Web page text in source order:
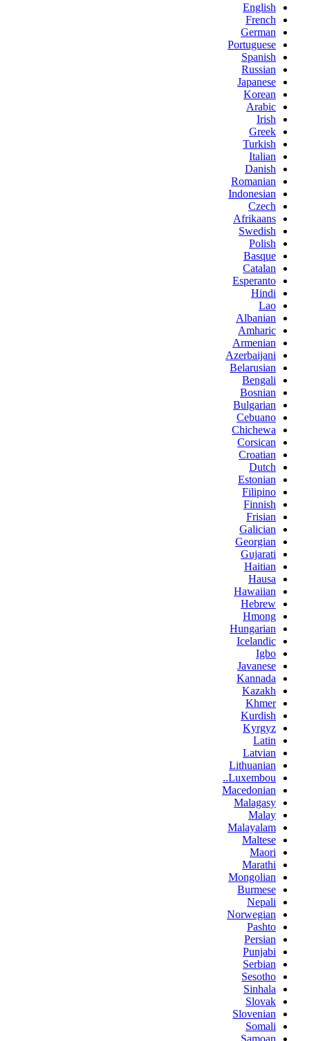
English
French
German
Portuguese
Spanish
Russian
Japanese
Korean
Arabic
Irish
Greek
Turkish
Italian
Danish
Romanian
Indonesian
Czech
Afrikaans
Swedish
Polish
Basque
Catalan
Esperanto
Hindi
Lao
Albanian
Amharic
Armenian
Azerbaijani
Belarusian
Bengali
Bosnian
Bulgarian
Cebuano
Chichewa
Corsican
Croatian
Dutch
Estonian
Filipino
Finnish
Frisian
Galician
Georgian
Gujarati
Haitian
Hausa
Hawaiian
Hebrew
Hmong
Hungarian
Icelandic
Igbo
Javanese
Kannada
Kazakh
Khmer
Kurdish
Kyrgyz
Latin
Latvian
Lithuanian
Luxembou..
Macedonian
Malagasy
Malay
Malayalam
Maltese
Maori
Marathi
Mongolian
Burmese
Nepali
Norwegian
Pashto
Persian
Punjabi
Serbian
Sesotho
Sinhala
Slovak
Slovenian
Somali
Samoan